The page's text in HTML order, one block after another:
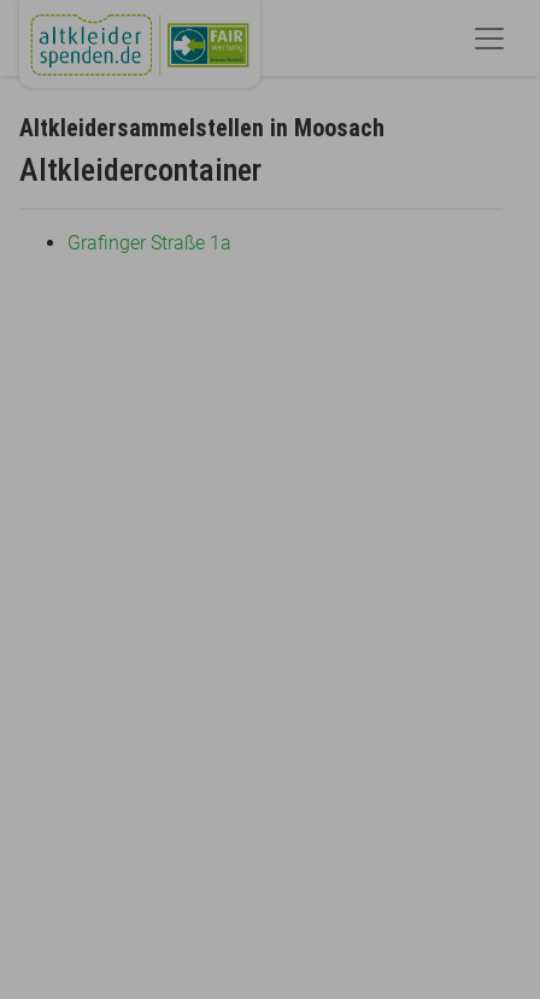
Altkleidersammelstellen in Moosach
Altkleidercontainer
Grafinger Straße 1a